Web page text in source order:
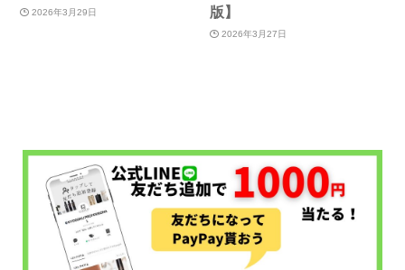
2026年3月29日
版】
2026年3月27日